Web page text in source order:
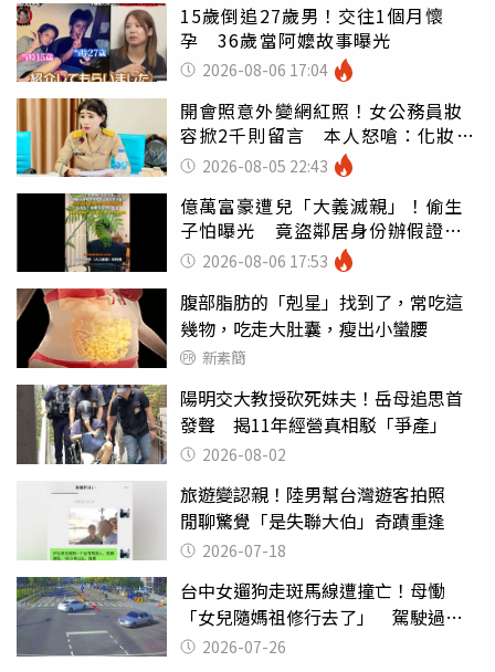
15歲倒追27歲男！交往1個月懷
孕 36歲當阿嬤故事曝光
2026-08-06 17:04
開會照意外變網紅照！女公務員妝
容掀2千則留言 本人怒嗆：化妝有
錯嗎2026-08-05 22:43
億萬富豪遭兒「大義滅親」！偷生
子怕曝光 竟盜鄰居身份辦假證落
戶 2026-08-06 17:53
腹部脂肪的「剋星」找到了，常吃這
幾物，吃走大肚囊，瘦出小蠻腰
新素簡
陽明交大教授砍死妹夫！岳母追思首
發聲 揭11年經營真相駁「爭產」
2026-08-02
旅遊變認親！陸男幫台灣遊客拍照
閒聊驚覺「是失聯大伯」奇蹟重逢
2026-07-18
台中女遛狗走斑馬線遭撞亡！母慟
「女兒隨媽祖修行去了」 駕駛過失
致死判9月
2026-07-26